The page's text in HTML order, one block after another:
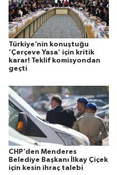
Türkiye’nin konuştuğu
‘Çerçeve Yasa’ için kritik
karar! Teklif komisyondan
geçti
CHP’den Menderes
Belediye Başkanı İlkay Çiçek
için kesin ihraç talebi